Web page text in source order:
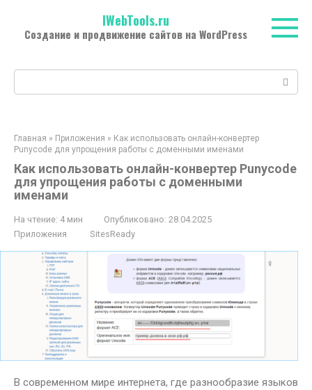
контенту
IWebTools.ru
Создание и продвижение сайтов на WordPress
Поиск:
Главная » Приложения » Как использовать онлайн-конвертер
Punycode для упрощения работы с доменными именами
Как использовать онлайн-конвертер Punycode
для упрощения работы с доменными
именами
На чтение: 4 мин Опубликовано: 28.04.2025
Приложения
SitesReady
В современном мире интернета, где разнообразие языков